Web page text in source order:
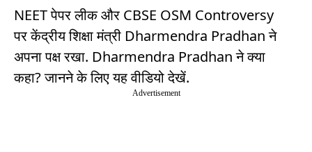
NEET पेपर लीक और CBSE OSM Controversy
पर केंद्रीय शिक्षा मंत्री Dharmendra Pradhan ने
अपना पक्ष रखा. Dharmendra Pradhan ने क्या
कहा? जानने के लिए यह वीडियो देखें.
Advertisement